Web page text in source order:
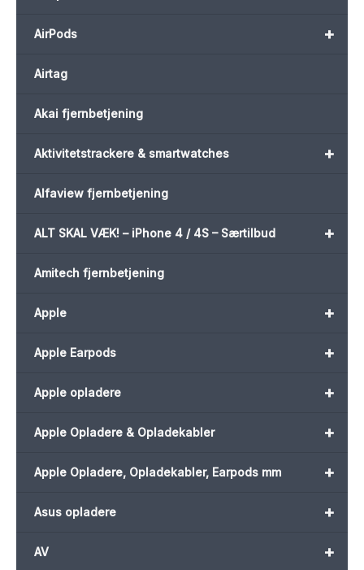
+
AirPods
Airtag
Akai fjernbetjening
+
Aktivitetstrackere & smartwatches
Alfaview fjernbetjening
+
ALT SKAL VÆK! – iPhone 4 / 4S – Særtilbud
Amitech fjernbetjening
+
Apple
+
Apple Earpods
+
Apple opladere
+
Apple Opladere & Opladekabler
+
Apple Opladere, Opladekabler, Earpods mm
+
Asus opladere
+
AV